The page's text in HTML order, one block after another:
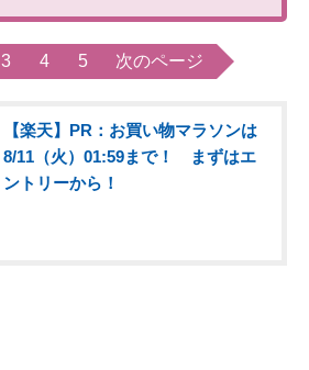
3 4 5 次のページ
【楽天】PR：お買い物マラソンは
8/11（火）01:59まで！ まずはエ
ントリーから！